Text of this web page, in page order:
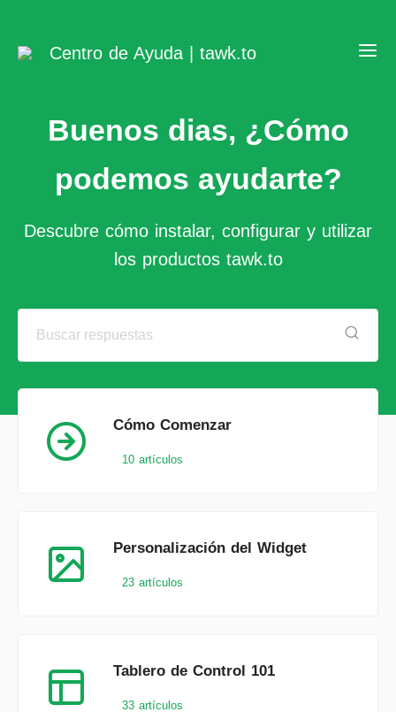
Centro de Ayuda | tawk.to
Buenos dias, ¿Cómo
podemos ayudarte?
Descubre cómo instalar, configurar y utilizar
los productos tawk.to
Cómo Comenzar
10 artículos
Personalización del Widget
23 artículos
Tablero de Control 101
33 artículos